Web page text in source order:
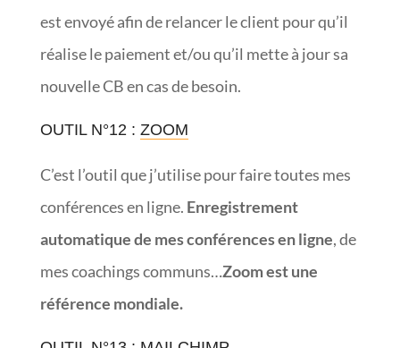
est envoyé afin de relancer le client pour qu’il
réalise le paiement et/ou qu’il mette à jour sa
nouvelle CB en cas de besoin.
OUTIL N°12 : ZOOM
C’est l’outil que j’utilise pour faire toutes mes
conférences en ligne. Enregistrement
automatique de mes conférences en ligne, de
mes coachings communs…Zoom est une
référence mondiale.